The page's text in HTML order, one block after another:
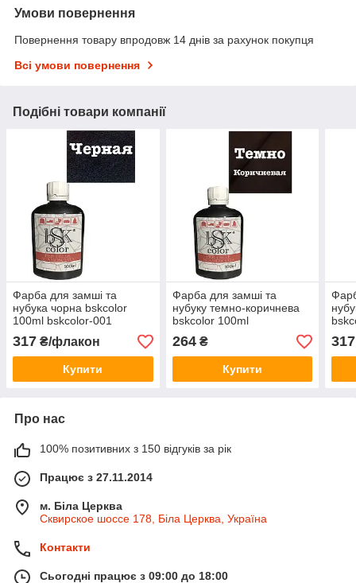
Умови повернення
Повернення товару впродовж 14 днів за рахунок покупця
Всі умови повернення
Подібні товари компанії
Фарба для замші та
нубука чорна bskcolor
100ml bskcolor-001
317 ₴/флакон
Купити
Фарба для замші та
нубуку темно-коричнева
bskcolor 100ml
264₴
Купити
005
317
Про нас
100% позитивних з 150 відгуків за рік
Працює з 27.11.2014
м. Біла Церква
Сквирское шоссе 178, Біла Церква, Україна
Контакти
Сьогодні працює з 09:00 до 18:00